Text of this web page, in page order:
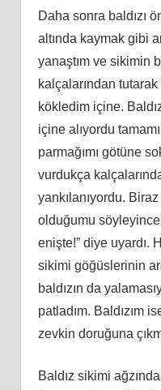
Daha sonra baldızı
altında kaymak gibi
yanaştım ve sikimin
kalçalarından
kökledim içine.
içine alıyordu
parmağımı götüne
vurdukça
yankılanıyordu.
olduğumu
enişte!” diye uyardı.
sikimi göğüslerinin
baldızın da
patladım. Baldızım
zevkin doruğuna
Baldız sikimi